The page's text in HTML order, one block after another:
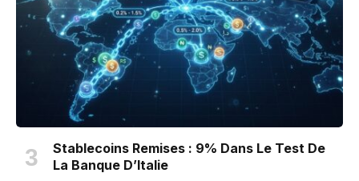
Stablecoins Remises : 9% Dans Le Test De
La Banque D’Italie